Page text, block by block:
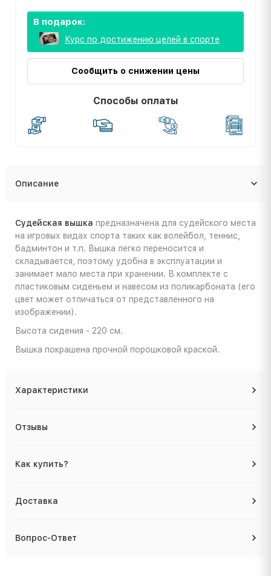
В подарок:
Курс по достижению целей в спорте
Сообщить о снижении цены
Способы оплаты
Описание
Судейская вышка предназначена для судейского места
на игровых видах спорта таких как волейбол, теннис,
бадминтон и т.п. Вышка легко переносится и
складывается, поэтому удобна в эксплуатации и
занимает мало места при хранении. В комплекте с
пластиковым сиденьем и навесом из поликарбоната (его
цвет может отличаться от представленного на
изображении).
Высота сидения - 220 см.
Вышка покрашена прочной порошковой краской.
Характеристики
Отзывы
Как купить?
Доставка
Вопрос-Ответ